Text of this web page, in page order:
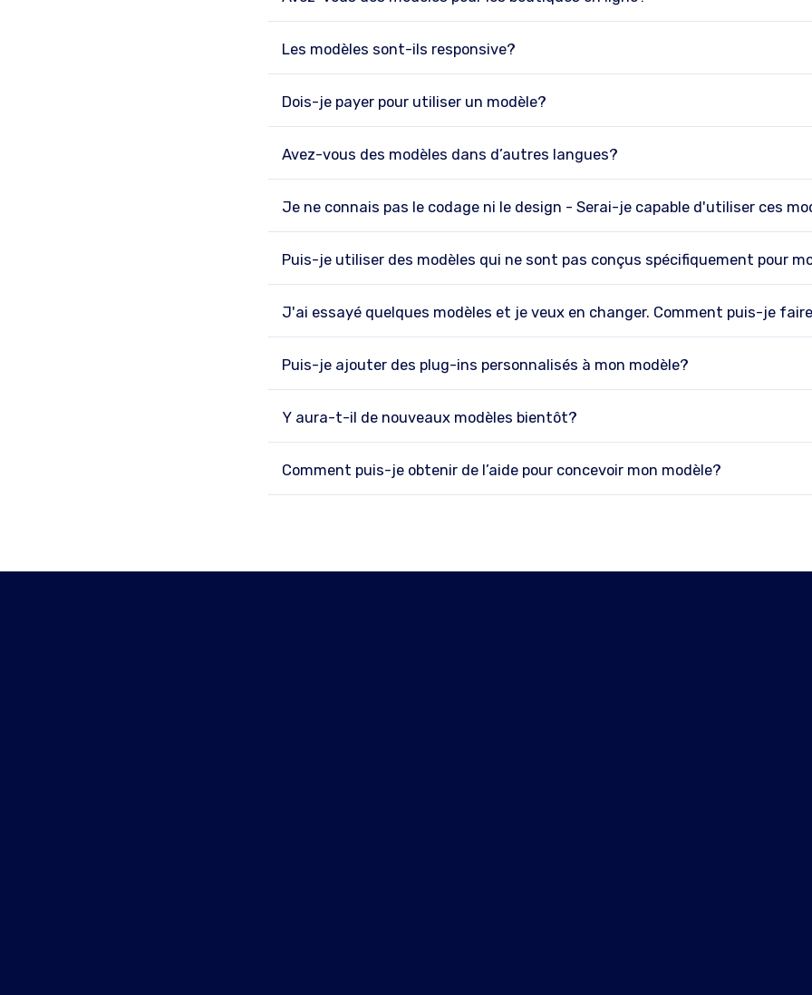
Les modèles sont-ils responsive?
Dois-je payer pour utiliser un modèle?
Avez-vous des modèles dans d’autres langues?
Je ne connais pas le codage ni le design - Serai-je capable d'utiliser ces
Puis-je utiliser des modèles qui ne sont pas conçus spécifiquement pour
J'ai essayé quelques modèles et je veux en changer. Comment puis-je
Puis-je ajouter des plug-ins personnalisés à mon modèle?
Y aura-t-il de nouveaux modèles bientôt?
Comment puis-je obtenir de l’aide pour concevoir mon modèle?